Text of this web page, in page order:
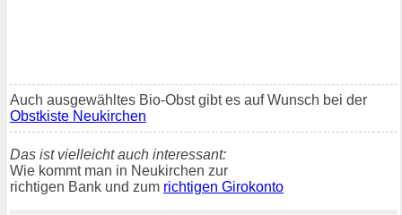
Auch ausgewähltes Bio-Obst gibt es auf Wunsch bei der
Obstkiste Neukirchen
Das ist vielleicht auch interessant:
Wie kommt man in Neukirchen zur
richtigen Bank und zum richtigen Girokonto